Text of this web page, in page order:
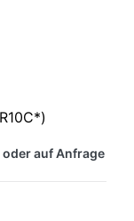
auf Anfrage